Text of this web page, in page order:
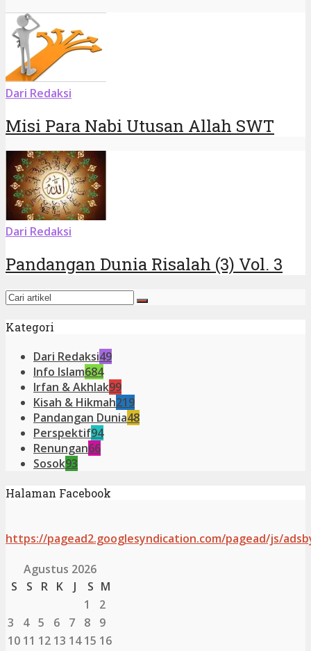
Dari Redaksi
Misi Para Nabi Utusan Allah SWT
Dari Redaksi
Pandangan Dunia Risalah (3) Vol. 3
Kategori
Dari Redaksi49
Info Islam684
Irfan & Akhlak99
Kisah & Hikmah219
Pandangan Dunia48
Perspektif94
Renungan66
Sosok93
Halaman Facebook
https://pagead2.googlesyndication.com/pagead/js/
Agustus 2026
S
S R K J S M
1
2
3
4 5 6 7 8
9
10 11 12 13 14 15 16